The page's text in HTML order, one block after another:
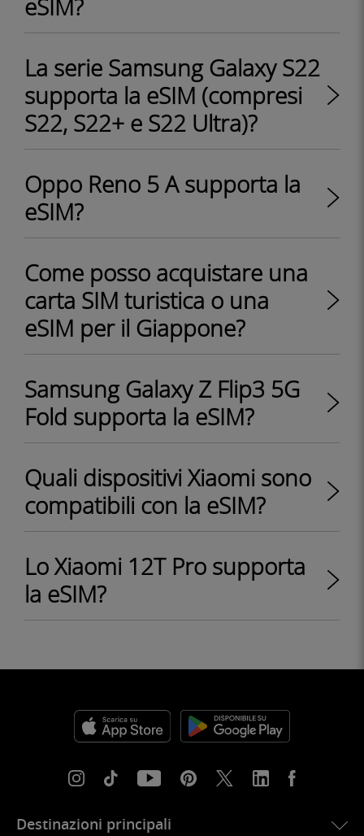
eSIM?
La serie Samsung Galaxy S22
supporta la eSIM (compresi
S22, S22+ e S22 Ultra)?
Oppo Reno 5 A supporta la
eSIM?
Come posso acquistare una
carta SIM turistica o una
eSIM per il Giappone?
Samsung Galaxy Z Flip3 5G
Fold supporta la eSIM?
Quali dispositivi Xiaomi sono
compatibili con la eSIM?
Lo Xiaomi 12T Pro supporta
la eSIM?
Destinazioni principali